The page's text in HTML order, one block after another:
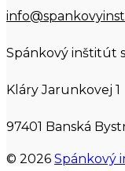
Spánkový inštitút
Kláry Jarunkovej 1
97401 Banská
© 2026 Spánkový